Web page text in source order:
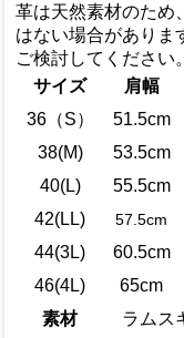
革は天然素材のため
はない場合がありま
ご検討してください。
サイズ
肩幅
36（S）
51.5cm
38(M)
53.5cm
40(L)
55.5cm
42(LL)
57.5cm
44(3L)
60.5cm
46(4L)
65cm
素材
ラムス